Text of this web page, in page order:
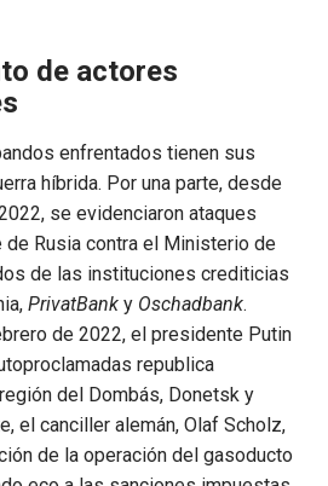
de actores
enfrentados tienen sus
híbrida. Por una parte, desde
se evidenciaron ataques
Rusia contra el Ministerio de
de las instituciones crediticias
PrivatBank y Oschadbank.
de 2022, el presidente Putin
republica
del Dombás, Donetsk y
el canciller alemán, Olaf Scholz,
de la operación del gasoducto